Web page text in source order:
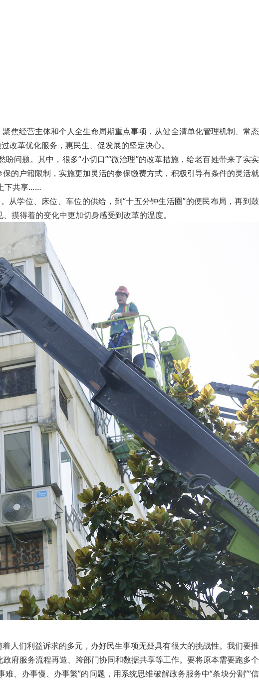
焦经营主体和个人全生命周期重点事项，从健全清单化管理机制、常态
改革优化服务，惠民生、促发展的坚定决心。
问题。其中，很多“小切口”“微治理”的改革措施，给老百姓带来了实实
的户籍限制，实施更加灵活的参保缴费方式，积极引导有条件的灵活就
下共享……
从学位、床位、车位的供给，到“十五分钟生活圈”的便民布局，再到鼓
摸得着的变化中更加切身感受到改革的温度。
人们利益诉求的多元，办好民生事项无疑具有很大的挑战性。我们要推
府服务流程再造、跨部门协同和数据共享等工作。要将原本需要跑多个
、办事慢、办事繁”的问题，用系统思维破解政务服务中“条块分割”“信